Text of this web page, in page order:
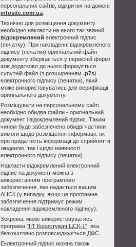
персональних сайтів, відкритих на домені
infosite.com.ua
Технічно для розміщення документу
необхідно накласти на нього так званий
відокремлений електронний підпис
(печатку). При накладенні відокремленого
підпису (печатки) оригінальний файл
документу зберігається у первісній формі
але додатково до нього формується
супутній файл (з розширенням .p7s)
електронного підпису (печатки), який
може використовуватись для верифікації
оригінального документу.
Розміщувати на персональному сайті
необхідно обидва файли - оригінальний
документ і відокремлений підпис. Таким
чином буде забезпечено обидві частини
вимоги щодо розміщення інформації: як
про придатність інформації до сприйняття
людиною, так і щодо наявності
електронного підпису (печатки).
Накласти відокремлений електронний
підпис на документ можна з
використанням програмного
забезпечення, яке надається вашим
АЦСК (у випадку, якщо це програмне
забезпечення підтримує режим
накладення відокремленого підпису).
Зокрема, може використовуватись
програма "ІІТ Користувач ЦСК-1" , яка
безкоштовно розповсюджується ДФС.
Еклектронний підпис можна також